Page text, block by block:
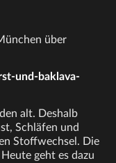
über
und-baklava-
alt. Deshalb
Schläfen und
Stoffwechsel. Die
geht es dazu